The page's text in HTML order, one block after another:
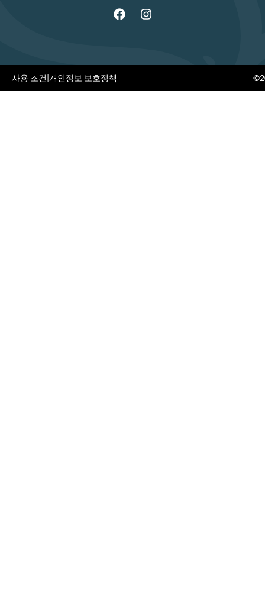
사용 조건|개인정보 보호정책